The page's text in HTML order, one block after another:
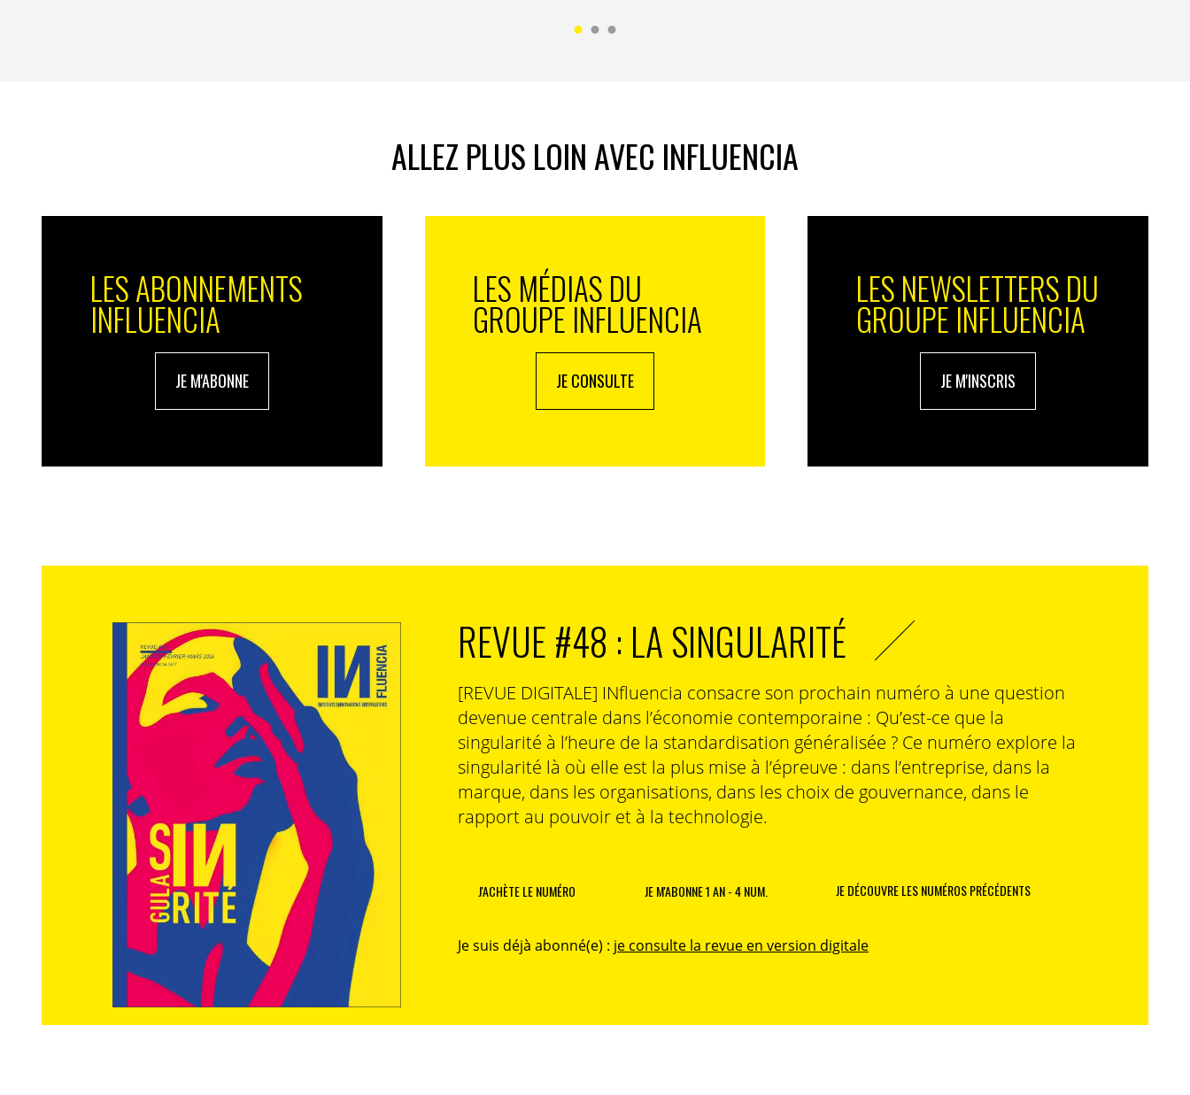
ALLEZ PLUS LOIN AVEC INFLUENCIA
LES ABONNEMENTS
INFLUENCIA
JE M'ABONNE
LES MÉDIAS DU
GROUPE INFLUENCIA
JE CONSULTE
LES NEWSLETTERS DU
GROUPE INFLUENCIA
JE M'INSCRIS
REVUE #48 : LA SINGULARITÉ
[REVUE DIGITALE] INfluencia consacre son prochain numéro à une question
devenue centrale dans l’économie contemporaine : Qu’est-ce que la
singularité à l’heure de la standardisation généralisée ? Ce numéro explore la
singularité là où elle est la plus mise à l’épreuve : dans l’entreprise, dans la
marque, dans les organisations, dans les choix de gouvernance, dans le
rapport au pouvoir et à la technologie.
J'ACHÈTE LE NUMÉRO JE M'ABONNE 1 AN - 4 NUM. JE DÉCOUVRE LES NUMÉROS PRÉCÉDENTS
Je suis déjà abonné(e) : je consulte la revue en version digitale